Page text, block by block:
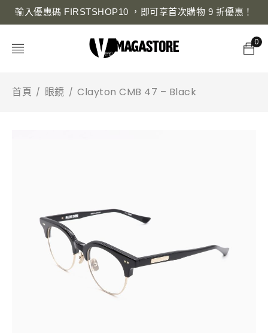
輸入優惠碼 FIRSTSHOP10 ，即可享首次購物 9 折優惠！
0
首頁 / 眼鏡 / Clayton CMB 47 – Black